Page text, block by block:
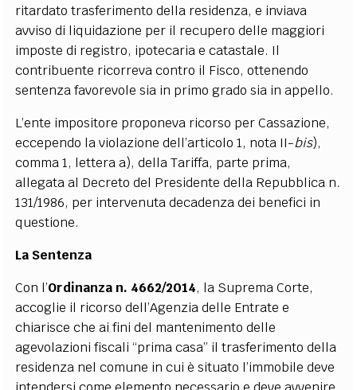
ritardato trasferimento della residenza, e inviava
avviso di liquidazione per il recupero delle maggiori
imposte di registro, ipotecaria e catastale. Il
contribuente ricorreva contro il Fisco, ottenendo
sentenza favorevole sia in primo grado sia in appello.
L’ente impositore proponeva ricorso per Cassazione,
eccependo la violazione dell’articolo 1, nota II-bis),
comma 1, lettera a), della Tariffa, parte prima,
allegata al Decreto del Presidente della Repubblica n.
131/1986, per intervenuta decadenza dei benefici in
questione.
La Sentenza
Con l’Ordinanza n. 4662/2014, la Suprema Corte,
accoglie il ricorso dell’Agenzia delle Entrate e
chiarisce che ai fini del mantenimento delle
agevolazioni fiscali “prima casa” il trasferimento della
residenza nel comune in cui è situato l’immobile deve